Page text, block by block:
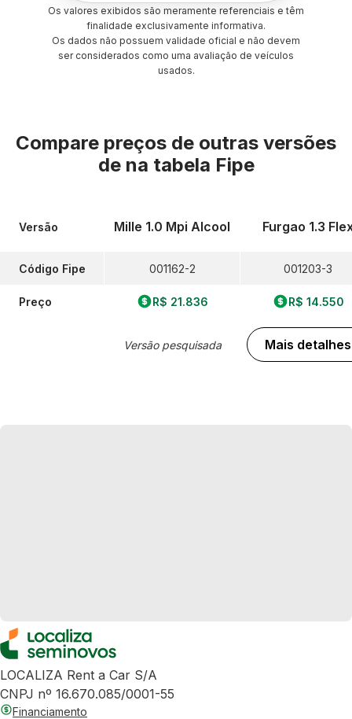
Os valores exibidos são meramente referenciais e têm
finalidade exclusivamente informativa.
Os dados não possuem validade oficial e não devem
ser considerados como uma avaliação de veículos
usados.
Compare preços de outras versões
de na tabela Fipe
Versão
Código Fipe
Preço
Mille 1.0 Mpi Alcool
001162-2
R$ 21.836
Versão pesquisada
Furgao 1.3
001203-3
R$ 14.550
Mais detalhes
LOCALIZA Rent a Car S/A
CNPJ nº 16.670.085/0001-55
Financiamento